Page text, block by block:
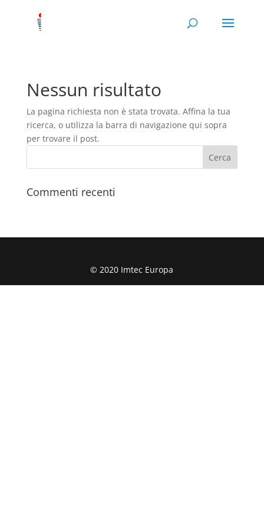
Nessun risultato
La pagina richiesta non è stata trovata. Affina la tua
ricerca, o utilizza la barra di navigazione qui sopra
per trovare il post.
Commenti recenti
© 2020 Imtec Europa